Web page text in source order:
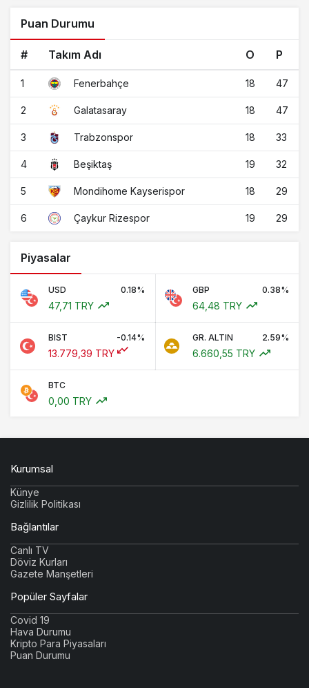
Puan Durumu
# Takım Adı O P
1 Fenerbahçe 18 47
2 Galatasaray 18 47
3 Trabzonspor 18 33
4 Beşiktaş 19 32
5 Mondihome Kayserispor 18 29
6 Çaykur Rizespor 19 29
Piyasalar
USD 0.18%
47,71 TRY
GBP 0.38%
64,48 TRY
BIST -0.14%
13.779,39 TRY
GR. ALTIN 2.59%
6.660,55 TRY
BTC
0,00 TRY
Kurumsal
Künye
Gizlilik Politikası
Bağlantılar
Canlı TV
Döviz Kurları
Gazete Manşetleri
Popüler Sayfalar
Covid 19
Hava Durumu
Kripto Para Piyasaları
Puan Durumu